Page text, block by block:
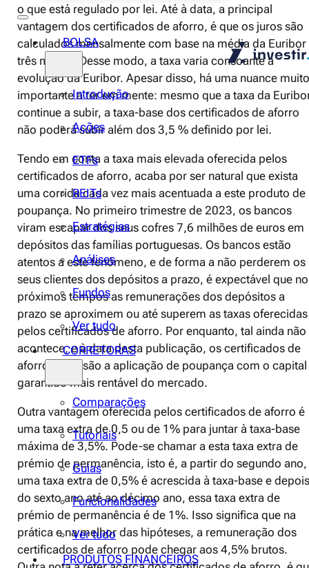
BOLSA
Introdução
Ações
ETFs
REITs
Estratégias
Análises
Fundos
Ver tudo
CORRETORAS
Comparações
Tutoriais
Guias
Funcionalidades
Ver tudo
PRODUTOS FINANCEIROS
o que está regulado por lei. Até à data, a principal
vantagem dos certificados de aforro, é que os juros são
calculados mensalmente com base na média da Euribor
três meses. Desse modo, a taxa varia consoante a
evolução da Euribor. Apesar disso, há uma nuance muito
importante a ter em mente: mesmo que a taxa da
continue a subir, a taxa-base dos certificados de aforro
não poderá subir além dos 3,5 % definido por lei.
Tendo em conta a taxa mais elevada oferecida pelos
certificados de aforro, acaba por ser natural que exista
uma corrida cada vez mais acentuada a este produto de
poupança. No primeiro trimestre de 2023, os bancos
viram escapar dos seus cofres 7,6 milhões de euros em
depósitos das famílias portuguesas. Os bancos estão
atentos a este fenómeno, e de forma a não perderem os
seus clientes dos depósitos a prazo, é expectável que
próximos tempos as remunerações dos depósitos a
prazo se aproximem ou até superem as taxas oferecidas
pelos certificados de aforro. Por enquanto, tal ainda não
acontece, e à data desta publicação, os certificados de
aforro ainda são a aplicação de poupança com o capital
garantido mais rentável do mercado.
Outra vantagem oferecida pelos certificados de aforro é
uma taxa extra de 0,5 ou de 1% para juntar à taxa-base
máxima de 3,5%. Pode-se chamar a esta taxa extra de
prémio de permanência, isto é, a partir do segundo ano,
uma taxa extra de 0,5% é acrescida à taxa-base e depois
do sexto ano até ao décimo ano, essa taxa extra de
prémio de permanência é de 1%. Isso significa que na
prática e na melhor das hipóteses, a remuneração dos
certificados de aforro pode chegar aos 4,5% brutos.